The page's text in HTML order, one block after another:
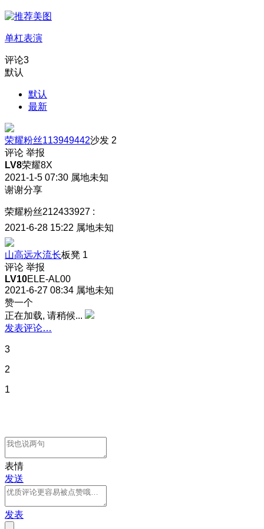
单杠表演
评论3
默认
默认
最新
荣耀粉丝113949442沙发 2
评论 举报
LV8荣耀8X
2021-1-5 07:30 属地未知
谢谢分享
荣耀粉丝212433927 :
2021-6-28 15:22 属地未知
山高远水流长板凳 1
评论 举报
LV10ELE-AL00
2021-6-27 08:34 属地未知
赞一个
正在加载, 请稍候...
发表评论…
3
2
1
表情
发送
发表